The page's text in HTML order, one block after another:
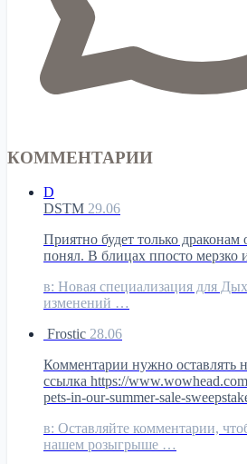
КОММЕНТАРИИ
D
DSTM 29.06
Приятно будет только драконам
понял. В блицах ппосто мерзко
в: Новая специализация для
изменений …
Frostic 28.06
Комментарии нужно оставлять
ссылка https://
pets-in-our-summer-sale-
в: Оставляйте комментарии,
нашем розыгрыше …